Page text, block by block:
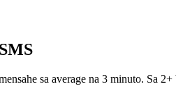
sa average na 3 minuto. Sa